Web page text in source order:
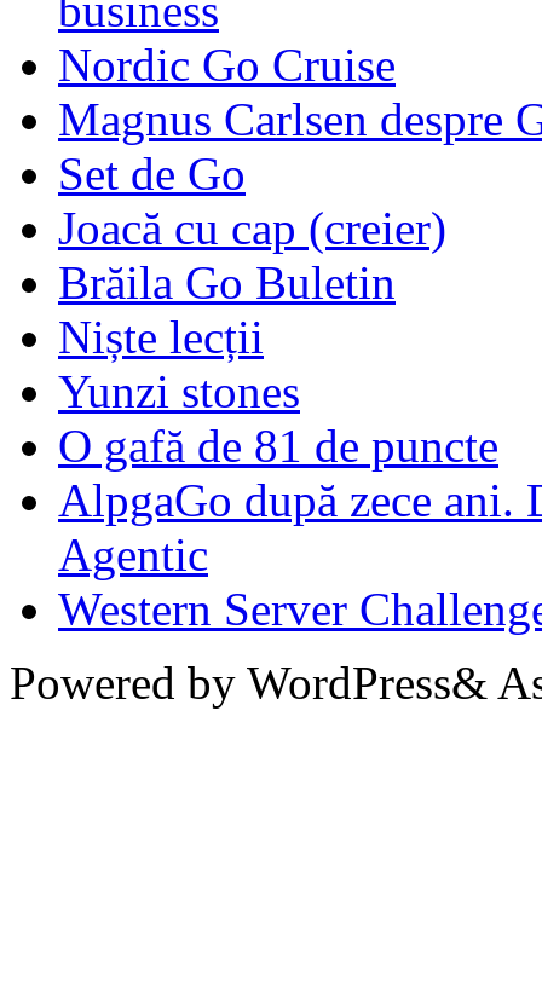
Nordic Go Cruise
Magnus Carlsen despre
Set de Go
Joacă cu cap (creier)
Brăila Go Buletin
Niște lecții
Yunzi stones
O gafă de 81 de puncte
AlpgaGo după zece ani.
Agentic
Western Server
Powered by WordPress&